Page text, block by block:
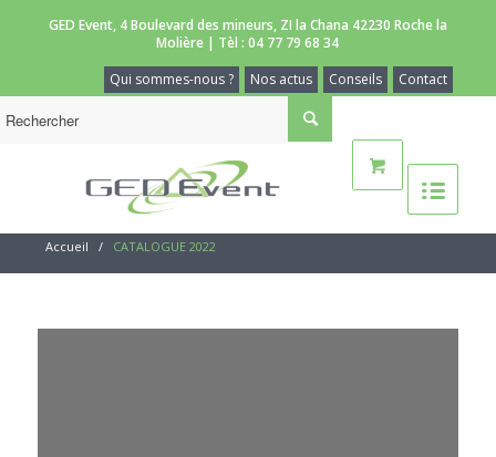
GED Event, 4 Boulevard des mineurs, ZI la Chana 42230 Roche la
Molière | Tèl :04 77 79 68 34
Contact
Conseils
Nos actus
Qui sommes-nous ?
Accueil / CATALOGUE 2022